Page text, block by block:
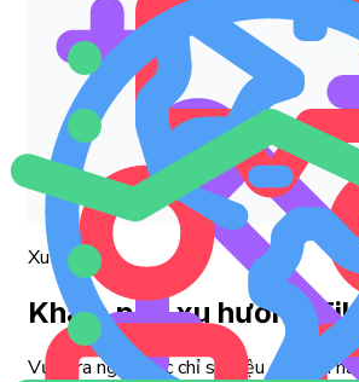
Xu hướng
Khám phá xu hướng
Vượt ra ngoài các chỉ số hiệu suất và